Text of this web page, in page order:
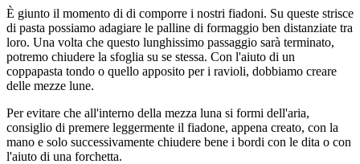
È giunto il momento di di comporre i nostri fiadoni. Su queste strisce
di pasta possiamo adagiare le palline di formaggio ben distanziate tra
loro. Una volta che questo lunghissimo passaggio sarà terminato,
potremo chiudere la sfoglia su se stessa. Con l'aiuto di un
coppapasta tondo o quello apposito per i ravioli, dobbiamo creare
delle mezze lune.
Per evitare che all'interno della mezza luna si formi dell'aria,
consiglio di premere leggermente il fiadone, appena creato, con la
mano e solo successivamente chiudere bene i bordi con le dita o con
l'aiuto di una forchetta.